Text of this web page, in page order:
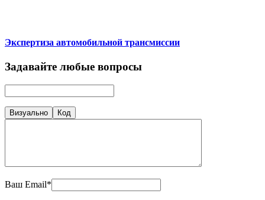
Экспертиза автомобильной трансмиссии
Задавайте любые вопросы
Визуально Код
Ваш Email*